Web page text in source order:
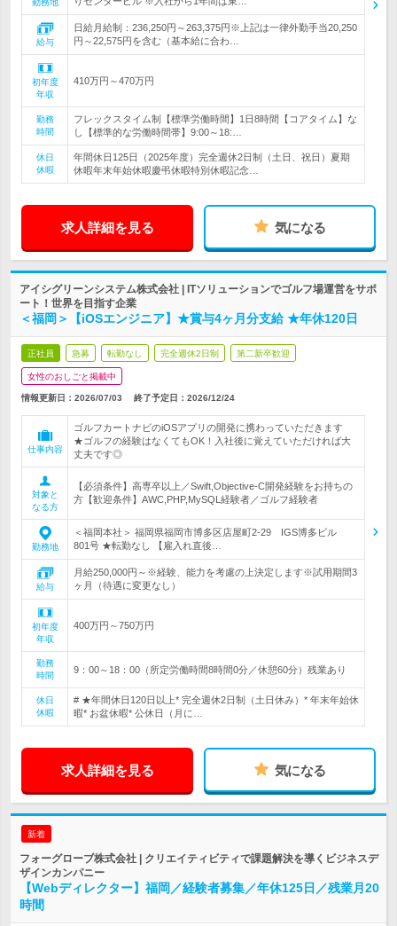
勤務地
給与
日給月給制：236,250円～263,375円※上記は一律外勤手当20,250
円～22,575円を含む（基本給に合わ…
初年度
年収
410万円～470万円
勤務
時間
フレックスタイム制【標準労働時間】1日8時間【コアタイム】な
し【標準的な労働時間帯】9:00～18:…
休日
休暇
年間休日125日（2025年度）完全週休2日制（土日、祝日）夏期
休暇年末年始休暇慶弔休暇特別休暇記念…
求人詳細を見る 気になる
アイシグリーンシステム株式会社 | ITソリューションでゴルフ場運営をサポ
ート！世界を目指す企業
＜福岡＞【iOSエンジニア】★賞与4ヶ月分支給 ★年休120日
正社員 急募 転勤なし 完全週休2日制 第二新卒歓迎
女性のおしごと掲載中
情報更新日：2026/07/03 終了予定日： 2026/12/24
仕事内容
ゴルフカートナビのiOSアプリの開発に携わっていただきます
★ゴルフの経験はなくてもOK！入社後に覚えていただければ大
丈夫です◎
対象と
なる方
【必須条件】高専卒以上／Swift,Objective-C開発経験をお持ちの
方【歓迎条件】AWC,PHP,MySQL経験者／ゴルフ経験者
勤務地
＜福岡本社＞ 福岡県福岡市博多区店屋町2-29 IGS博多ビル
801号 ★転勤なし 【雇入れ直後…
給与
月給250,000円～※経験、能力を考慮の上決定します※試用期間3
ヶ月（待遇に変更なし）
初年度
年収
400万円～750万円
勤務
時間
9：00～18：00（所定労働時間8時間0分／休憩60分）残業あり
休日
休暇
# ★年間休日120日以上* 完全週休2日制（土日休み）* 年末年始休
暇* お盆休暇* 公休日（月に…
求人詳細を見る 気になる
新着
フォーグローブ株式会社 | クリエイティビティで課題解決を導くビジネスデ
ザインカンパニー
【Webディレクター】福岡／経験者募集／年休125日／残業月20
時間